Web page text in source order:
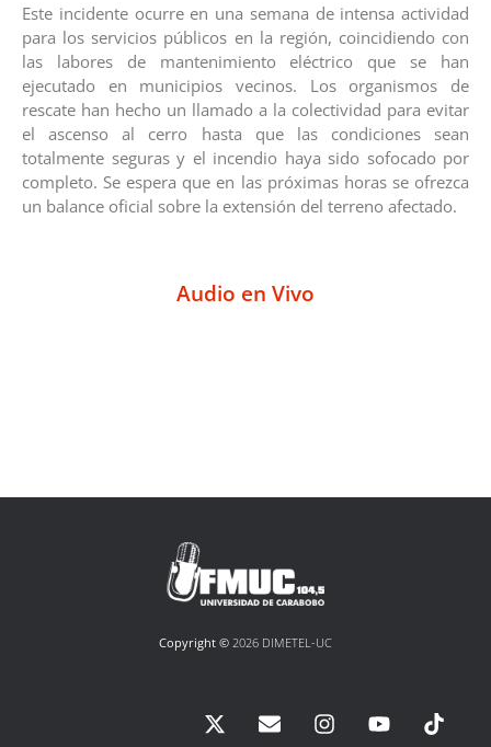
Este incidente ocurre en una semana de intensa actividad
para los servicios públicos en la región, coincidiendo con
las labores de mantenimiento eléctrico que se han
ejecutado en municipios vecinos. Los organismos de
rescate han hecho un llamado a la colectividad para evitar
el ascenso al cerro hasta que las condiciones sean
totalmente seguras y el incendio haya sido sofocado por
completo. Se espera que en las próximas horas se ofrezca
un balance oficial sobre la extensión del terreno afectado.
Audio en Vivo
Copyright © 2026 DIMETEL-UC